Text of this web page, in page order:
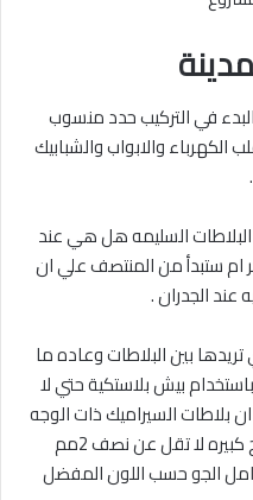
في التركيب حدد منسوب
والابواب والشبابيك
البلاطات السليمه هل هي عند
ام ستبدأ من المنتصف علي ان
عند الجدران .
تريدها بين البلاطات وعاده ما
باستخدام بيش بلاستكية حتي لا
السيراميك ذات الوجه
الخشن يفضل ان تكون فواصل التفتيح كبيره لا تقل عن نصف 2مم
الجو حسب اللون المفضل